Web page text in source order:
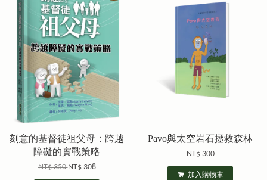
刻意的基督徒祖父母：跨越
障礙的實戰策略
NT$ 350NT$ 308
Pavo與太空岩石拯救森林
NT$ 300
加入購物車